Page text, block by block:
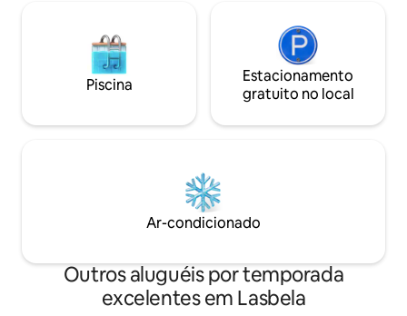
Piscina
Estacionamento
gratuito no local
Ar-condicionado
Outros aluguéis por temporada
excelentes em Lasbela